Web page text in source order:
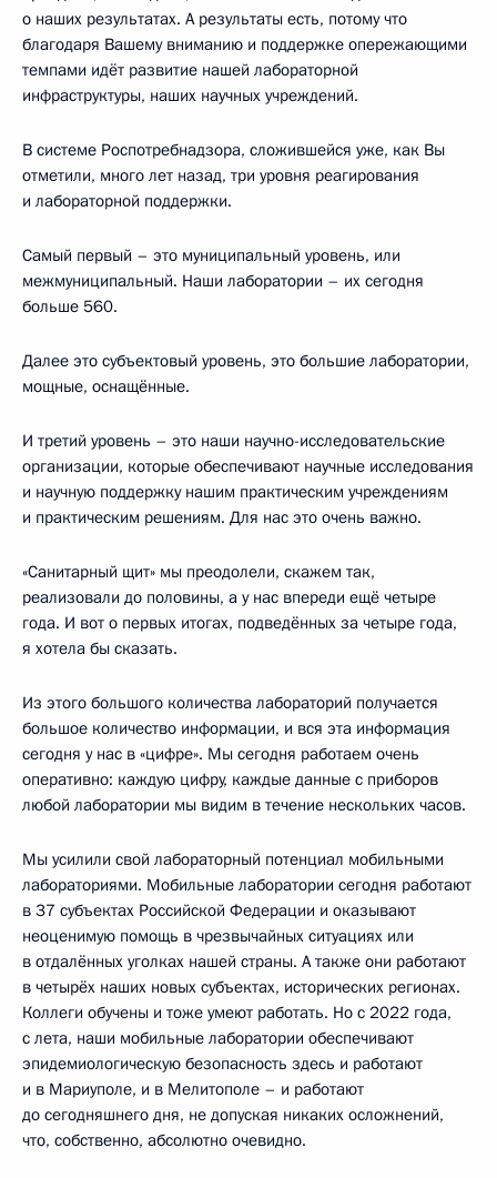
о наших результатах. А результаты есть, потому что
благодаря Вашему вниманию и поддержке опережающими
темпами идёт развитие нашей лабораторной
инфраструктуры, наших научных учреждений.
В системе Роспотребнадзора, сложившейся уже, как Вы
отметили, много лет назад, три уровня реагирования
и лабораторной поддержки.
Самый первый – это муниципальный уровень, или
межмуниципальный. Наши лаборатории – их сегодня
больше 560.
Далее это субъектовый уровень, это большие лаборатории,
мощные, оснащённые.
И третий уровень – это наши научно-исследовательские
организации, которые обеспечивают научные исследования
и научную поддержку нашим практическим учреждениям
и практическим решениям. Для нас это очень важно.
«Санитарный щит» мы преодолели, скажем так,
реализовали до половины, а у нас впереди ещё четыре
года. И вот о первых итогах, подведённых за четыре года,
я хотела бы сказать.
Из этого большого количества лабораторий получается
большое количество информации, и вся эта информация
сегодня у нас в «цифре». Мы сегодня работаем очень
оперативно: каждую цифру, каждые данные с приборов
любой лаборатории мы видим в течение нескольких часов.
Мы усилили свой лабораторный потенциал мобильными
лабораториями. Мобильные лаборатории сегодня работают
в 37 субъектах Российской Федерации и оказывают
неоценимую помощь в чрезвычайных ситуациях или
в отдалённых уголках нашей страны. А также они работают
в четырёх наших новых субъектах, исторических регионах.
Коллеги обучены и тоже умеют работать. Но с 2022 года,
с лета, наши мобильные лаборатории обеспечивают
эпидемиологическую безопасность здесь и работают
и в Мариуполе, и в Мелитополе – и работают
до сегодняшнего дня, не допуская никаких осложнений,
что, собственно, абсолютно очевидно.